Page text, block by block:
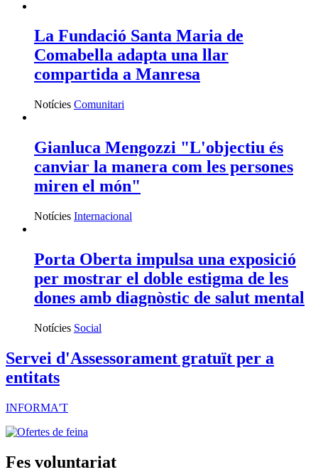
La Fundació Santa Maria de
Comabella adapta una llar
compartida a Manresa
Notícies Comunitari
Gianluca Mengozzi "L'objectiu és
canviar la manera com les persones
miren el món"
Notícies Internacional
Porta Oberta impulsa una exposició
per mostrar el doble estigma de les
dones amb diagnòstic de salut mental
Notícies Social
Servei d'Assessorament gratuït per a
entitats
INFORMA'T
Fes voluntariat